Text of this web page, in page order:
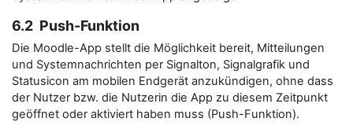
6.2 Push-Funktion
Die Moodle-App stellt die Möglichkeit bereit, Mitteilungen
und Systemnachrichten per Signalton, Signalgrafik und
Statusicon am mobilen Endgerät anzukündigen, ohne dass
der Nutzer bzw. die Nutzerin die App zu diesem Zeitpunkt
geöffnet oder aktiviert haben muss (Push-Funktion).